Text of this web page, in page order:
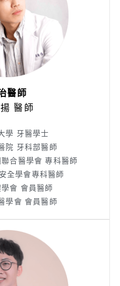
醫師
醫師
學 牙醫學士
院 牙科部醫師
合醫學會 專科醫師
全學會專科醫師
會 會員醫師
學會 會員醫師